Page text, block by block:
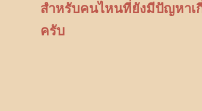
สำหรับคนไหนที่ยังมีปัญหาเ
ครับ